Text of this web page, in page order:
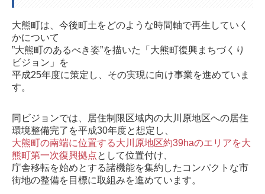
除草剤散布を希望
不動産セミナー
おおくまコミュニティづくり実行委員会
コミュニティ団体の紹介
移住定住支援事業
町内見学ツアー
大熊町は、今後町土をどのような時間軸で再生していく
かについて
”大熊町のあるべき姿”を描いた
「大熊町復興まちづくり
ビジョン」を
平成25年度に策定し、その実現に向け事業を進めていま
す。
同ビジョンでは、居住制限区域内の大川原地区への居住
環境整備完了を平成30年度と想定し、
大熊町の南端に位置する大川原地区約39haのエリアを大
熊町第一次復興拠点として位置付け、
庁舎移転を始めとする諸機能を集約したコンパクトな市
街地の整備を目標に取組みを進めています。